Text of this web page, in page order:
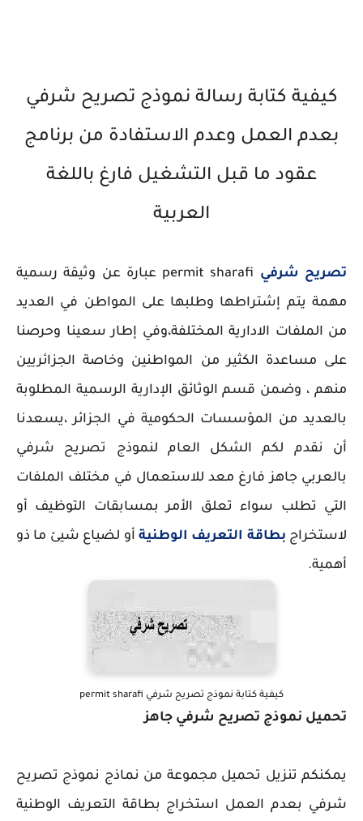
كيفية كتابة رسالة نموذج تصريح شرفي
بعدم العمل وعدم الاستفادة من برنامج
عقود ما قبل التشغيل فارغ باللغة
العربية
تصريح شرفي
permit sharafi عبارة عن وثيقة رسمية
مهمة يتم إشتراطها وطلبها على المواطن في العديد
من الملفات الادارية المختلفة،وفي إطار سعينا وحرصنا
على مساعدة الكثير من المواطنين وخاصة الجزائريين
منهم ، وضمن قسم الوثائق الإدارية الرسمية المطلوبة
بالعديد من المؤسسات الحكومية في الجزائر ،يسعدنا
أن نقدم لكم الشكل العام لنموذج تصريح شرفي
بالعربي جاهز فارغ معد للاستعمال في مختلف الملفات
التي تطلب سواء تعلق الأمر بمسابقات التوظيف أو
لاستخراج بطاقة التعريف الوطنية أو لضياع شيئ ما ذو
أهمية.
كيفية كتابة نموذج تصريح شرفي permit sharafi
تحميل نموذج تصريح شرفي جاهز
يمكنكم تنزيل تحميل مجموعة من نماذج نموذج تصريح
شرفي بعدم العمل استخراج بطاقة التعريف الوطنية